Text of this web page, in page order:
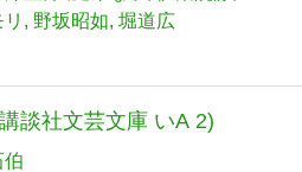
野坂昭如 堀道広
談社文芸文庫 いA 2)
伯